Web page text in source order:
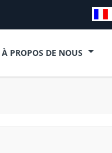
À PROPOS DE NOUS